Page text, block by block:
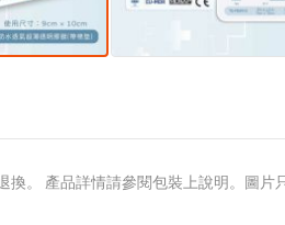
換。 產品詳情請參閱包裝上說明。圖片